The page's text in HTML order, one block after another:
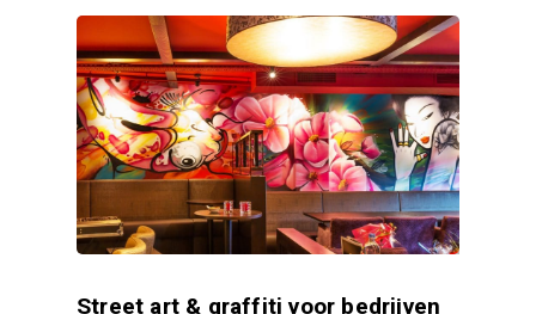
Street art & graffiti voor bedrijven